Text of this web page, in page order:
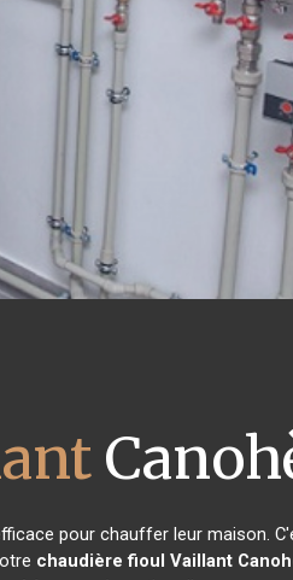
pour chauffer leur maison.
chaudière fioul Vaillant